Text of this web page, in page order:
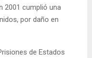
2001 cumplió una
por daño en
de Estados